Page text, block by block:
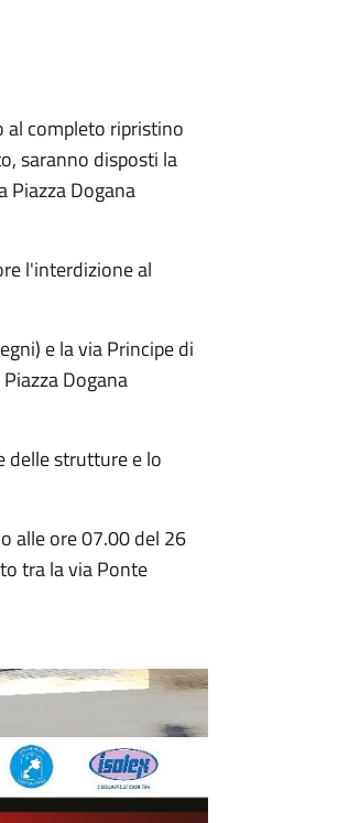
al completo ripristino
saranno disposti la
Piazza Dogana
l'interdizione al
e la via Principe di
Dogana
delle strutture e lo
alle ore 07.00 del 26
tra la via Ponte